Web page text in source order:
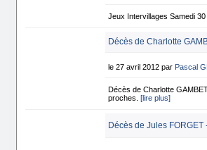
Jeux Intervillages Samedi
Décès de Charlotte
le 27 avril 2012 par Pascal
Décès de Charlotte
proches. [lire plus]
Décès de Jules FORGET